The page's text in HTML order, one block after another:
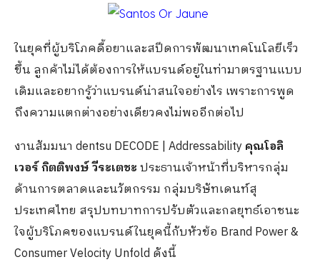
ในยุคที่ผู้บริโภคดื้อยาและสปีดการพัฒนาเทคโนโลยีเร็ว
ขึ้น ลูกค้าไม่ได้ต้องการให้แบรนด์อยู่ในท่ามาตรฐานแบบ
เดิมและอยากรู้ว่าแบรนด์น่าสนใจอย่างไร เพราะการพูด
ถึงความแตกต่างอย่างเดียวคงไม่พออีกต่อไป
งานสัมมนา dentsu DECODE | Addressabilityคุณโอลิ
เวอร์ กิตติพงษ์ วีระเตชะประธานเจ้าหน้าที่บริหารกลุ่ม
ด้านการตลาดและนวัตกรรม กลุ่มบริษัทเดนท์สุ
ประเทศไทย สรุปบทบาทการปรับตัวและกลยุทธ์เอาชนะ
ใจผู้บริโภคของแบรนด์ในยุคนี้กับหัวข้อ Brand Power &
Consumer Velocity Unfold ดังนี้